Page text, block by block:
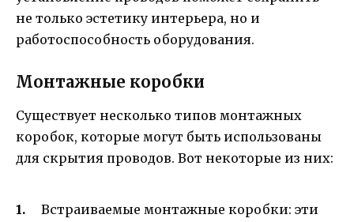
не только эстетику интерьера, но и
работоспособность оборудования.
Монтажные коробки
Существует несколько типов монтажных
коробок, которые могут быть использованы
для скрытия проводов. Вот некоторые из них:
Встраиваемые монтажные коробки: эти